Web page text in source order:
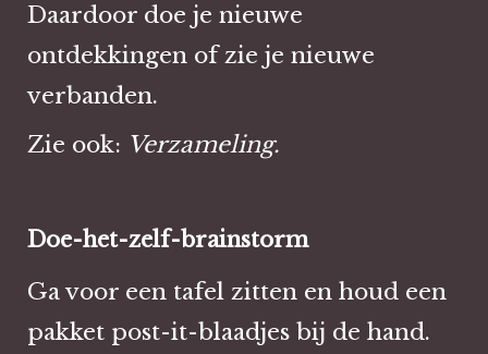
Daardoor doe je nieuwe
ontdekkingen of zie je nieuwe
verbanden.
Zie ook: Verzameling.
Doe-het-zelf-brainstorm
Ga voor een tafel zitten en houd een
pakket post-it-blaadjes bij de hand.